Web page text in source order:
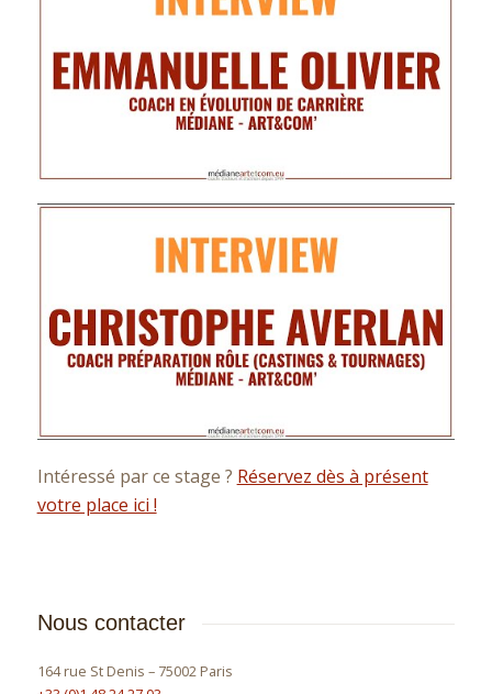
Intéressé par ce stage ? Réservez dès à présent
votre place ici !
Nous contacter
164 rue St Denis – 75002 Paris